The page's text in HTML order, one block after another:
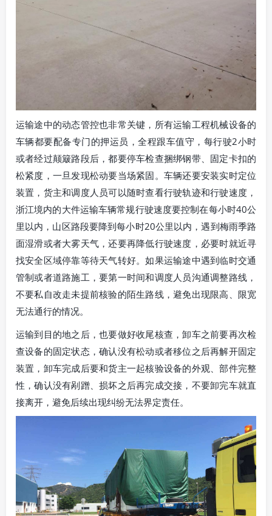
运输途中的动态管控也非常关键，所有运输工程机械设备的
车辆都要配备专门的押运员，全程跟车值守，每行驶2小时
或者经过颠簸路段后，都要停车检查捆绑钢带、固定卡扣的
松紧度，一旦发现松动要当场紧固。车辆还要安装实时定位
装置，货主和调度人员可以随时查看行驶轨迹和行驶速度，
浙江境内的大件运输车辆常规行驶速度要控制在每小时40公
里以内，山区路段要降到每小时20公里以内，遇到梅雨季路
面湿滑或者大雾天气，还要再降低行驶速度，必要时就近寻
找安全区域停靠等待天气转好。如果运输途中遇到临时交通
管制或者道路施工，要第一时间和调度人员沟通调整路线，
不要私自改走未提前核验的陌生路线，避免出现限高、限宽
无法通行的情况。
运输到目的地之后，也要做好收尾核查，卸车之前要再次检
查设备的固定状态，确认没有松动或者移位之后再解开固定
装置，卸车完成后要和货主一起核验设备的外观、部件完整
性，确认没有剐蹭、损坏之后再完成交接，不要卸完车就直
接离开，避免后续出现纠纷无法界定责任。